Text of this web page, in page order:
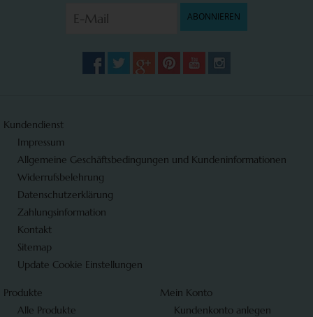
ABONNIEREN
Kundendienst
Impressum
Allgemeine Geschäftsbedingungen und Kundeninformationen
Widerrufsbelehrung
Datenschutzerklärung
Zahlungsinformation
Kontakt
Sitemap
Update Cookie Einstellungen
Produkte
Alle Produkte
Mein Konto
Kundenkonto anlegen